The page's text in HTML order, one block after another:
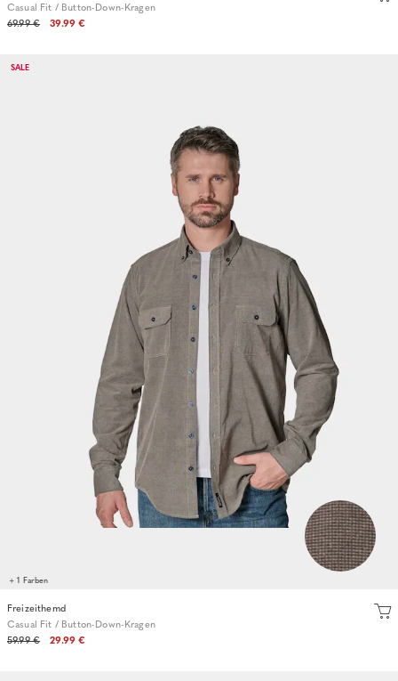
Casual Fit / Button-Down-Kragen
69.99 €
39.99 €
SALE
+ 1 Farben
Freizeithemd
Casual Fit / Button-Down-Kragen
59.99 €
29.99 €